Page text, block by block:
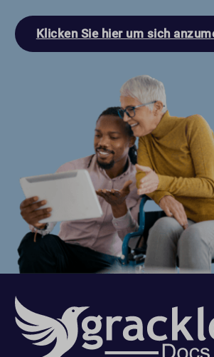
Klicken Sie hier um sich